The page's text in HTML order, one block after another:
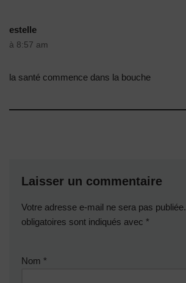
estelle
à 8:57 am
la santé commence dans la bouche
Laisser un commentaire
Votre adresse e-mail ne sera pas publiée.
obligatoires sont indiqués avec *
Nom *